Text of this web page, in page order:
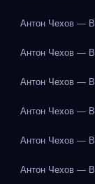
Антон Чехов —
Антон Чехов —
Антон Чехов —
Антон Чехов —
Антон Чехов —
Антон Чехов —